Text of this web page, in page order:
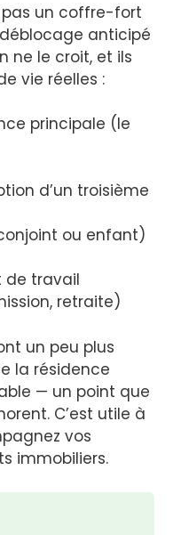
pas un coffre-fort
anticipé
ne le croit, et ils
vie réelles :
principale (le
d’un troisième
ou enfant)
de travail
retraite)
un peu plus
la résidence
— un point que
C’est utile à
vos
immobiliers.